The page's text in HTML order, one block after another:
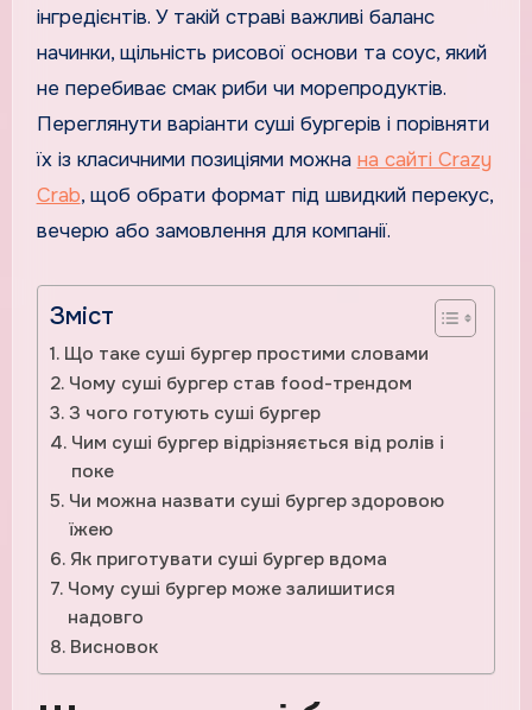
інгредієнтів. У такій страві важливі баланс
начинки, щільність рисової основи та соус, який
не перебиває смак риби чи морепродуктів.
Переглянути варіанти суші бургерів і порівняти
їх із класичними позиціями можна на сайті Crazy
Crab, щоб обрати формат під швидкий перекус,
вечерю або замовлення для компанії.
Зміст
Що таке суші бургер простими словами
Чому суші бургер став food-трендом
З чого готують суші бургер
Чим суші бургер відрізняється від ролів і
поке
Чи можна назвати суші бургер здоровою
їжею
Як приготувати суші бургер вдома
Чому суші бургер може залишитися
надовго
Висновок